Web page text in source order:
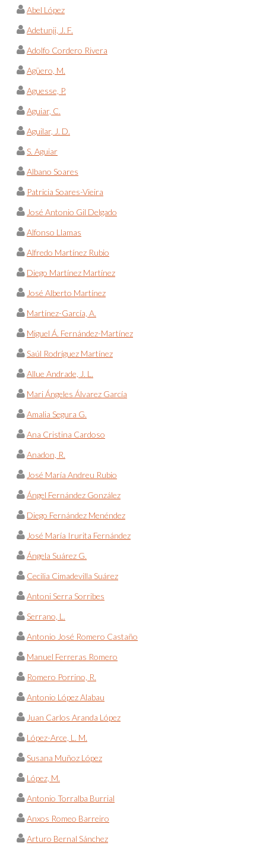
Abel López
Adetunji, J. F.
Adolfo Cordero Rivera
Agüero, M.
Aguesse, P.
Aguiar, C.
Aguilar, J. D.
S. Aguiar
Albano Soares
Patricia Soares-Vieira
José Antonio Gil Delgado
Alfonso Llamas
Alfredo Martínez Rubio
Diego Martínez Martínez
José Alberto Martínez
Martínez-García, A.
Miguel Á. Fernández-Martínez
Saúl Rodríguez Martínez
Allue Andrade, J. L.
Mari Ángeles Álvarez García
Amalia Segura G.
Ana Cristina Cardoso
Anadon, R.
José María Andreu Rubio
Ángel Fernández González
Diego Fernández Menéndez
José María Irurita Fernández
Ángela Suárez G.
Cecilia Cimadevilla Suárez
Antoni Serra Sorribes
Serrano, L.
Antonio José Romero Castaño
Manuel Ferreras Romero
Romero Porrino, R.
Antonio López Alabau
Juan Carlos Aranda López
López-Arce, L. M.
Susana Muñoz López
López, M.
Antonio Torralba Burrial
Anxos Romeo Barreiro
Arturo Bernal Sánchez